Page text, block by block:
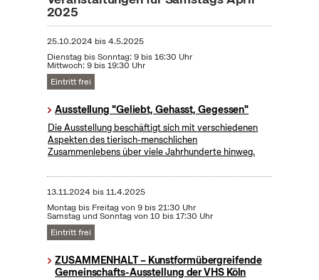
2025
25.10.2024 bis4.5.2025
Dienstag bis Sonntag: 9 bis 16:30 Uhr
Mittwoch: 9 bis 19:30 Uhr
Eintritt frei
Ausstellung "Geliebt, Gehasst, Gegessen"
Die Ausstellung beschäftigt sich mit verschiedenen
Aspekten des tierisch-menschlichen
Zusammenlebens über viele Jahrhunderte hinweg.
13.11.2024 bis11.4.2025
Montag bis Freitag von 9 bis 21:30 Uhr
Samstag und Sonntag von 10 bis 17:30 Uhr
Eintritt frei
ZUSAMMENHALT – Kunstformübergreifende
Gemeinschafts-Ausstellung der VHS Köln